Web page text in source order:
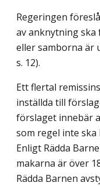
Regeringen
av anknytning ska
eller samborna är
s. 12).
Ett flertal
inställda till
förslaget innebär
som regel inte
Enligt Rädda
makarna är över
Rädda Barnen